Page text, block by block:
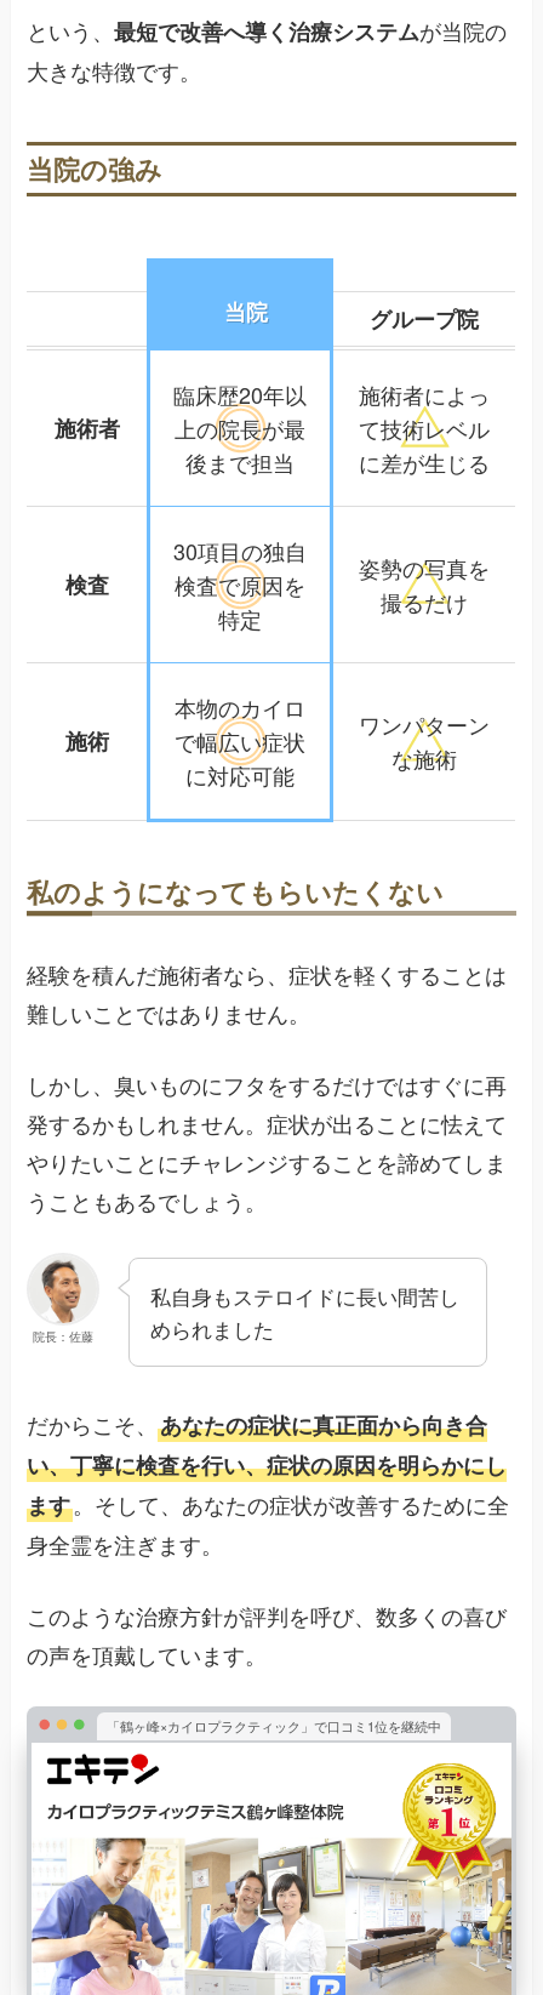
という、最短で改善へ導く治療システムが当院の
大きな特徴です。
当院の強み
当院 グループ院
施術者
臨床歴20年以
上の院長が最
後まで担当
施術者によっ
て技術レベル
に差が生じる
検査
30項目の独自
検査で原因を
特定
姿勢の写真を
撮るだけ
施術
本物のカイロ
で幅広い症状
に対応可能
ワンパターン
な施術
私のようになってもらいたくない
経験を積んだ施術者なら、症状を軽くすることは
難しいことではありません。
しかし、臭いものにフタをするだけではすぐに再
発するかもしれません。症状が出ることに怯えて
やりたいことにチャレンジすることを諦めてしま
うこともあるでしょう。
院長：佐藤
私自身もステロイドに長い間苦し
められました
だからこそ、あなたの症状に真正面から向き合
い、丁寧に検査を行い、症状の原因を明らかにし
ます。そして、あなたの症状が改善するために全
身全霊を注ぎます。
このような治療方針が評判を呼び、数多くの喜び
の声を頂戴しています。
「鶴ヶ峰×カイロプラクティック」で口コミ1位を継続中